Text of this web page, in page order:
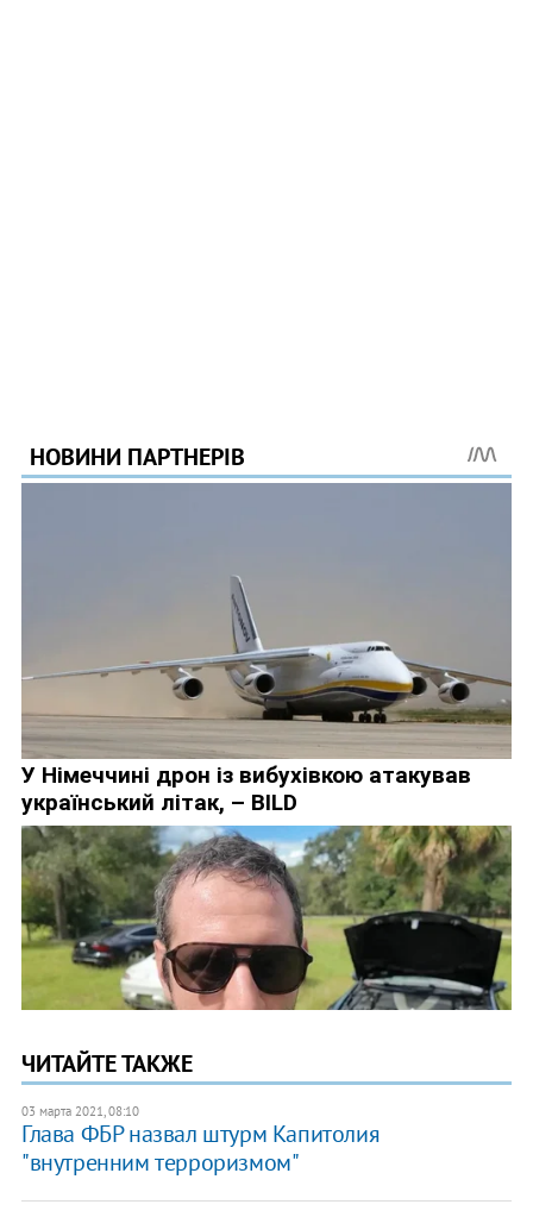
ЧИТАЙТЕ ТАКЖЕ
03 марта 2021, 08:10
Глава ФБР назвал штурм Капитолия
"внутренним терроризмом"